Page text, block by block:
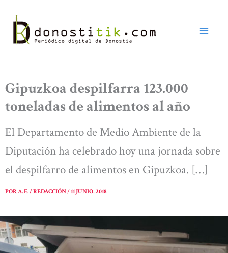
contenido
Gipuzkoa despilfarra 123.000
toneladas de alimentos al año
El Departamento de Medio Ambiente de la
Diputación ha celebrado hoy una jornada sobre
el despilfarro de alimentos en Gipuzkoa. […]
PORA. E. / REDACCIÓN/11 JUNIO, 2018